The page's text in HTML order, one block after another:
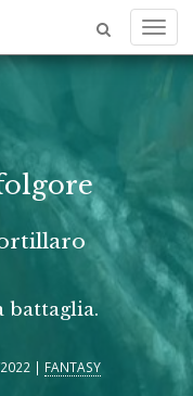
Menu
battaglia.
| FANTASY